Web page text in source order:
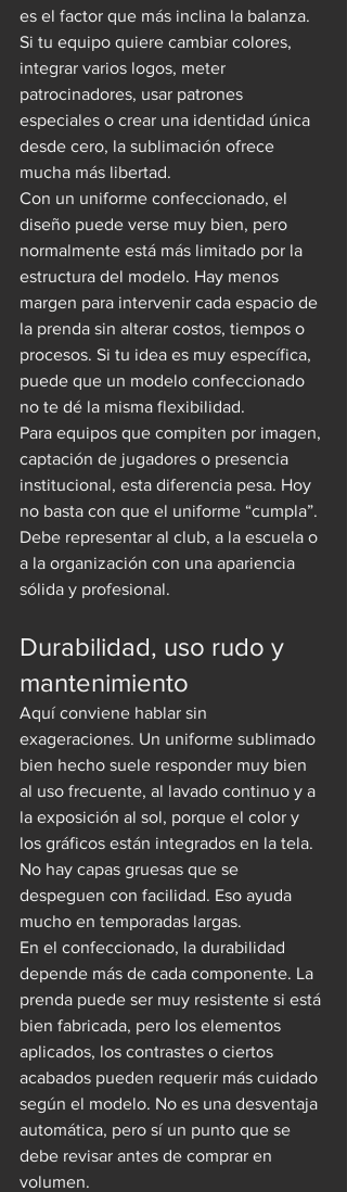
es el factor que más inclina la balanza.
Si tu equipo quiere cambiar colores,
integrar varios logos, meter
patrocinadores, usar patrones
especiales o crear una identidad única
desde cero, la sublimación ofrece
mucha más libertad.
Con un uniforme confeccionado, el
diseño puede verse muy bien, pero
normalmente está más limitado por la
estructura del modelo. Hay menos
margen para intervenir cada espacio de
la prenda sin alterar costos, tiempos o
procesos. Si tu idea es muy específica,
puede que un modelo confeccionado
no te dé la misma flexibilidad.
Para equipos que compiten por imagen,
captación de jugadores o presencia
institucional, esta diferencia pesa. Hoy
no basta con que el uniforme “cumpla”.
Debe representar al club, a la escuela o
a la organización con una apariencia
sólida y profesional.
Durabilidad, uso rudo y
mantenimiento
Aquí conviene hablar sin
exageraciones. Un uniforme sublimado
bien hecho suele responder muy bien
al uso frecuente, al lavado continuo y a
la exposición al sol, porque el color y
los gráficos están integrados en la tela.
No hay capas gruesas que se
despeguen con facilidad. Eso ayuda
mucho en temporadas largas.
En el confeccionado, la durabilidad
depende más de cada componente. La
prenda puede ser muy resistente si está
bien fabricada, pero los elementos
aplicados, los contrastes o ciertos
acabados pueden requerir más cuidado
según el modelo. No es una desventaja
automática, pero sí un punto que se
debe revisar antes de comprar en
volumen.